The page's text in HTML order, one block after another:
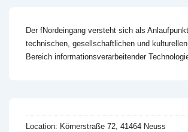
Der fNordeingang versteht sich als
technischen, gesellschaftlichen und
Bereich informationsverarbeitender
Location: Körnerstraße 72, 41464 Neuss